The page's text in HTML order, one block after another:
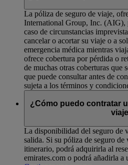
La póliza de seguro de viaje,
International Group, Inc. (AIG),
caso de circunstancias
cancelar o acortar su viaje o a
emergencia médica mientras
ofrece cobertura por pérdida o
de muchas otras coberturas que
que puede consultar antes de
sujeta a los términos y
¿Cómo puedo contratar
La disponibilidad del seguro de
salida. Si su póliza de seguro de
itinerario, podrá adquirirla al
emirates.com o podrá añadirla a